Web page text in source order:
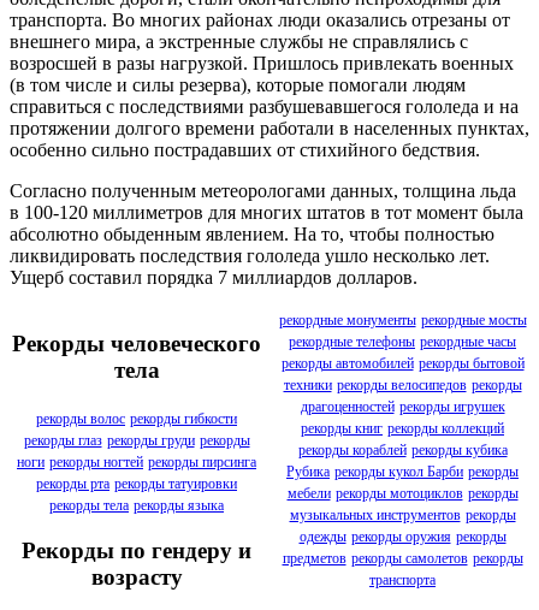
транспорта. Во многих районах люди оказались отрезаны от
внешнего мира, а экстренные службы не справлялись с
возросшей в разы нагрузкой. Пришлось привлекать военных
(в том числе и силы резерва), которые помогали людям
справиться с последствиями разбушевавшегося гололеда и на
протяжении долгого времени работали в населенных пунктах,
особенно сильно пострадавших от стихийного бедствия.
Согласно полученным метеорологами данных, толщина льда
в 100-120 миллиметров для многих штатов в тот момент была
абсолютно обыденным явлением. На то, чтобы полностью
ликвидировать последствия гололеда ушло несколько лет.
Ущерб составил порядка 7 миллиардов долларов.
Рекорды человеческого
тела
рекорды волос рекорды гибкости
рекорды глаз рекорды груди рекорды
ноги рекорды ногтей рекорды пирсинга
рекорды рта рекорды татуировки
рекорды тела рекорды языка
Рекорды по гендеру и
возрасту
рекордные монументы рекордные мосты
рекордные телефоны рекордные часы
рекорды автомобилей рекорды бытовой
техники рекорды велосипедов рекорды
драгоценностей рекорды игрушек
рекорды книг рекорды коллекций
рекорды кораблей рекорды кубика
Рубика рекорды кукол Барби рекорды
мебели рекорды мотоциклов рекорды
музыкальных инструментов рекорды
одежды рекорды оружия рекорды
предметов рекорды самолетов рекорды
транспорта